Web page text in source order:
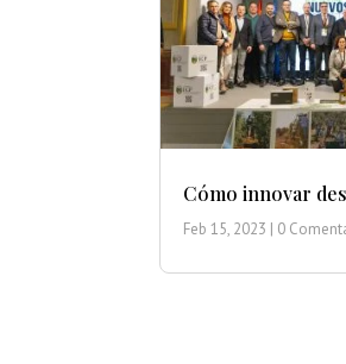
Cómo innovar
Feb 15, 2023 | 0